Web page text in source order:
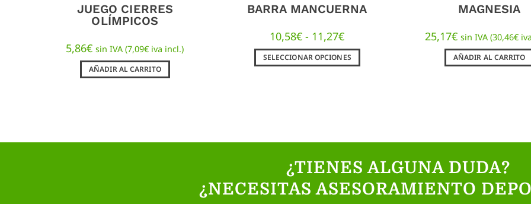
JUEGO CIERRES
OLÍMPICOS
5,86€ sin IVA (7,09€ iva incl.)
AÑADIR AL CARRITO
BARRA MANCUERNA
10,58€ - 11,27€
SELECCIONAR OPCIONES
MAGNESIA
25,17€ sin IVA (30,46€
AÑADIR AL CARRITO
¿TIENES ALGUNA DUDA?
¿NECESITAS ASESORAMIENTO